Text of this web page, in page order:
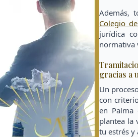
Además,
Colegio
jurídica
normativa
gracias a
Un
con
en Palma
plantea la
tu estrés y